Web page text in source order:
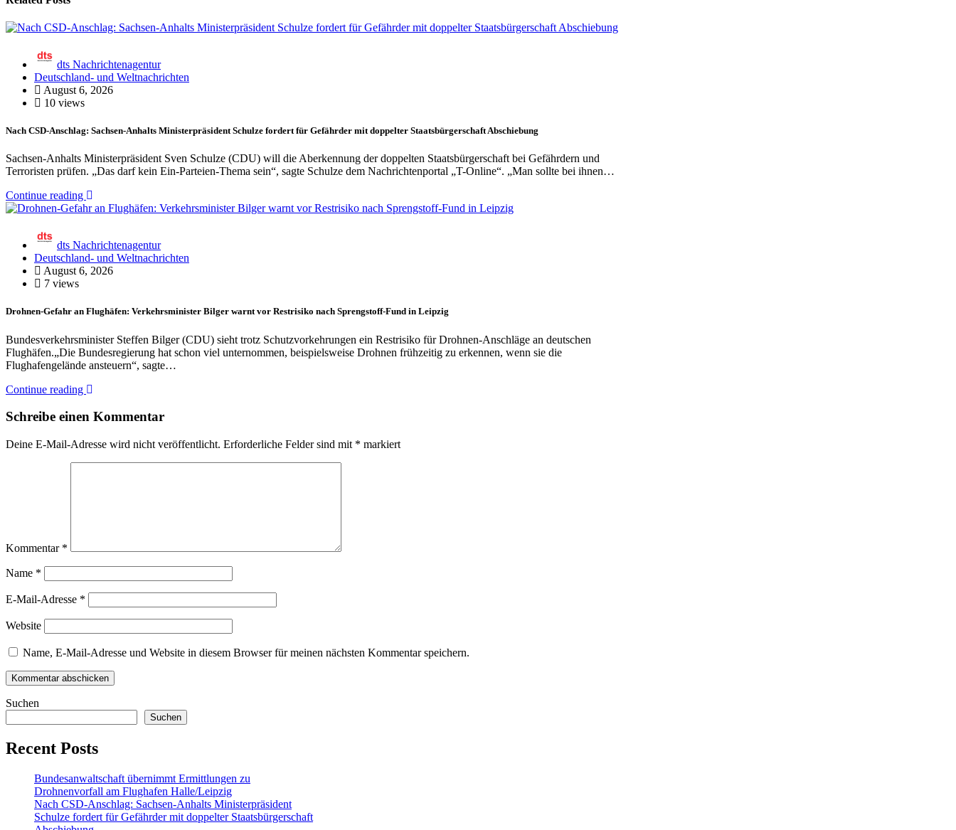
dts Nachrichtenagentur
Deutschland- und Weltnachrichten
August 6, 2026
10 views
Nach CSD-Anschlag: Sachsen-Anhalts Ministerpräsident Schulze fordert für Gefährder mit doppelter Staatsbürgerschaft Abschiebung
Sachsen-Anhalts Ministerpräsident Sven Schulze (CDU) will die Aberkennung der doppelten Staatsbürgerschaft bei Gefährdern und
Terroristen prüfen. „Das darf kein Ein-Parteien-Thema sein“, sagte Schulze dem Nachrichtenportal „T-Online“. „Man sollte bei ihnen…
Continue reading
dts Nachrichtenagentur
Deutschland- und Weltnachrichten
August 6, 2026
7 views
Drohnen-Gefahr an Flughäfen: Verkehrsminister Bilger warnt vor Restrisiko nach Sprengstoff-Fund in Leipzig
Bundesverkehrsminister Steffen Bilger (CDU) sieht trotz Schutzvorkehrungen ein Restrisiko für Drohnen-Anschläge an deutschen
Flughäfen.„Die Bundesregierung hat schon viel unternommen, beispielsweise Drohnen frühzeitig zu erkennen, wenn sie die
Flughafengelände ansteuern“, sagte…
Continue reading
Schreibe einen Kommentar
Deine E-Mail-Adresse wird nicht veröffentlicht. Erforderliche Felder sind mit * markiert
Kommentar *
Name *
E-Mail-Adresse *
Website
Name, E-Mail-Adresse und Website in diesem Browser für meinen nächsten Kommentar speichern.
Suchen
Suchen
Recent Posts
Bundesanwaltschaft übernimmt Ermittlungen zu
Drohnenvorfall am Flughafen Halle/Leipzig
Nach CSD-Anschlag: Sachsen-Anhalts Ministerpräsident
Schulze fordert für Gefährder mit doppelter Staatsbürgerschaft